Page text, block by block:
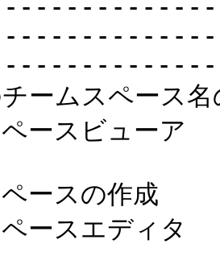
ームスペース名
ースビューア
ースの作成
ースエディタ